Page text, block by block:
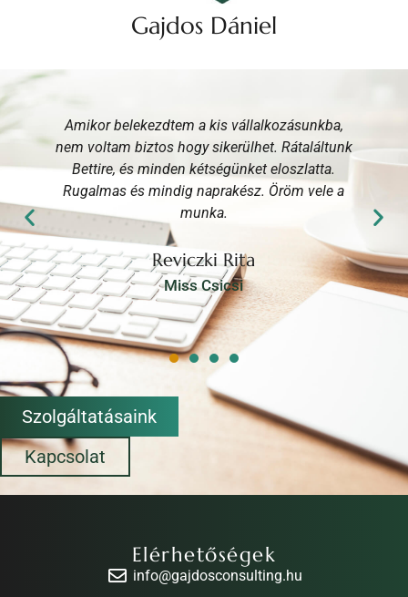
Gajdos Dániel
Amikor belekezdtem a kis vállalkozásunkba,
nem voltam biztos hogy sikerülhet. Rátaláltunk
Bettire, és minden kétségünket eloszlatta.
Rugalmas és mindig naprakész. Öröm vele a
munka.
Reviczki Rita
Miss Csicsi
Szolgáltatásaink
Kapcsolat
Elérhetőségek
info@gajdosconsulting.hu